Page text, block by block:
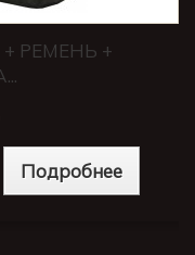
+ РЕМЕНЬ +
Подробнее